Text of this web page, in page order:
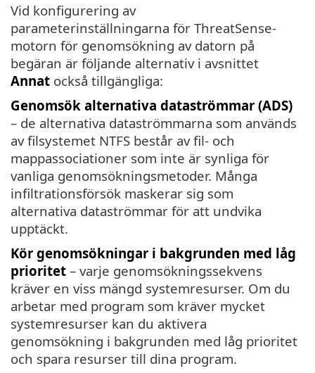
Vid konfigurering av
parameterinställningarna för ThreatSense-
motorn för genomsökning av datorn på
begäran är följande alternativ i avsnittet
Annat också tillgängliga:
Genomsök alternativa dataströmmar (ADS)
– de alternativa dataströmmarna som används
av filsystemet NTFS består av fil- och
mappassociationer som inte är synliga för
vanliga genomsökningsmetoder. Många
infiltrationsförsök maskerar sig som
alternativa dataströmmar för att undvika
upptäckt.
Kör genomsökningar i bakgrunden med låg
prioritet – varje genomsökningssekvens
kräver en viss mängd systemresurser. Om du
arbetar med program som kräver mycket
systemresurser kan du aktivera
genomsökning i bakgrunden med låg prioritet
och spara resurser till dina program.